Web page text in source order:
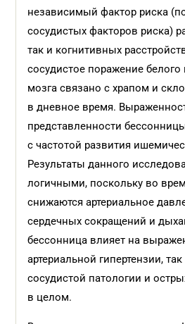
независимый фактор риска
сосудистых факторов риска)
так и когнитивных
сосудистое поражение
мозга связано с храпом и
в дневное время.
представленности
с частотой развития
Результаты данного
логичными, поскольку во
снижаются артериальное
сердечных сокращений и
бессонница влияет на
артериальной гипертензии,
сосудистой патологии и
в целом.